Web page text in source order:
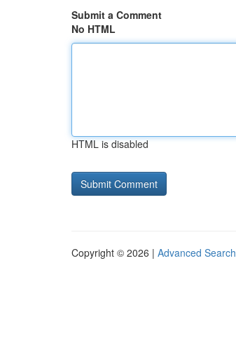
Submit a Comment
No HTML
HTML is disabled
Copyright © 2026 | Advanced Search